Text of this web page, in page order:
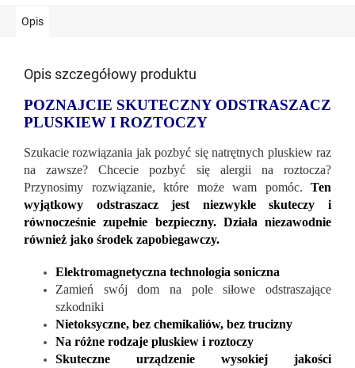
Opis
Opis szczegółowy produktu
POZNAJCIE SKUTECZNY ODSTRASZACZ
PLUSKIEW I ROZTOCZY
Szukacie rozwiązania jak pozbyć się natrętnych pluskiew raz
na zawsze? Chcecie pozbyć się alergii na roztocza?
Przynosimy rozwiązanie, które może wam pomóc.
Ten
wyjątkowy odstraszacz jest niezwykle skuteczy i
równocześnie zupełnie bezpieczny. Działa niezawodnie
również jako środek zapobiegawczy.
Elektromagnetyczna technologia soniczna
Zamień swój dom na pole siłowe odstraszające
szkodniki
Nietoksyczne, bez chemikaliów, bez trucizny
Na różne rodzaje pluskiew i roztoczy
Skuteczne urządzenie wysokiej jakości